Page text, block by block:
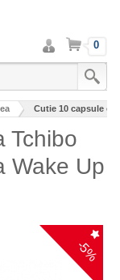
Intra
in
cont
Cos 0
Cutie 10 capsule
Tchibo
Wake Up
-5%